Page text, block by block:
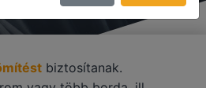
biztosítanak.